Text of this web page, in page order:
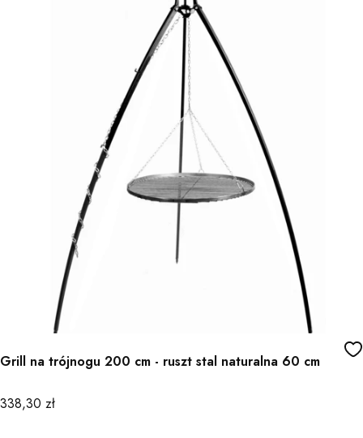
Grill na trójnogu 200 cm - ruszt stal naturalna 60 cm
Cena
338,30 zł